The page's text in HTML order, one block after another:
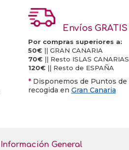
Envíos GRATIS
Por compras superiores a:
50€|| GRAN CANARIA
70€|| Resto ISLAS CANARIAS
120€|| Resto de ESPAÑA
* Disponemos de Puntos de
recogida en Gran Canaria
Información General